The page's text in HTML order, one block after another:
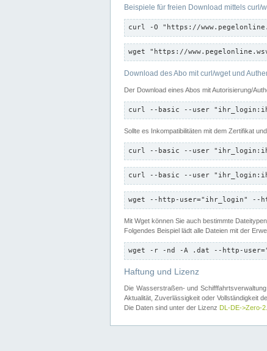
Beispiele für freien Download mittels curl/
curl -O "https://
wget "https://
Download des Abo mit curl/wget und
Der Download eines Abos mit Autorisierung/
curl --basic --user
Sollte es Inkompatibilitäten mit dem Zertifikat
curl --basic --user
curl --basic --user
wget --http-user="ihr_login" --
Mit Wget können Sie auch bestimmte
Folgendes Beispiel lädt alle Dateien mit der
wget -r -nd -A .dat --http-
Haftung und Lizenz
Die Wasserstraßen- und
Aktualität, Zuverlässigkeit oder Vollständigkeit
Die Daten sind unter der Lizenz DL-DE->Zero-